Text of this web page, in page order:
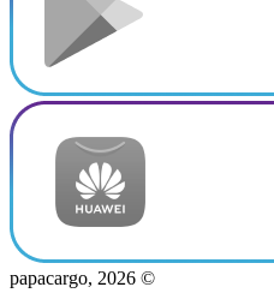
papacargo, 2026 ©